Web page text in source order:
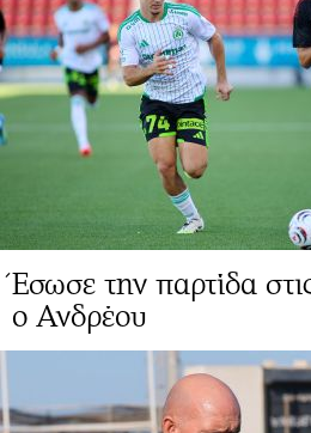
Έσωσε την παρτίδα
ο Ανδρέου